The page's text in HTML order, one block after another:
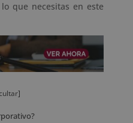
que necesitas en este
]